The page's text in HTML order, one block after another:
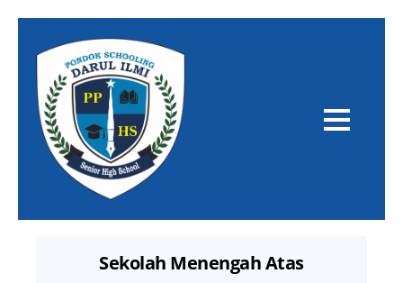
Sekolah Menengah Atas